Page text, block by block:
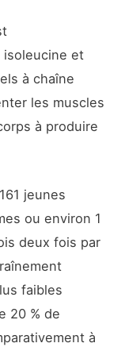
isoleucine et
à chaîne
les muscles
à produire
jeunes
ou environ 1
deux fois par
faibles
20 % de
à